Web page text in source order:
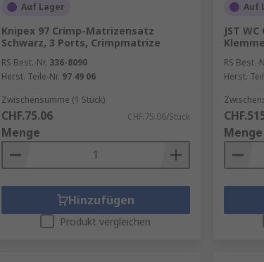
Auf Lager
Knipex 97 Crimp-Matrizensatz
Schwarz, 3 Ports, Crimpmatrize
RS Best.-Nr. 336-8090
Herst. Teile-Nr. 97 49 06
Zwischensumme (1 Stück)
CHF.75.06 CHF.75.06/Stück
Menge
Hinzufügen
Produkt vergleichen
Auf
JST
RS Best.-
Herst.
Menge